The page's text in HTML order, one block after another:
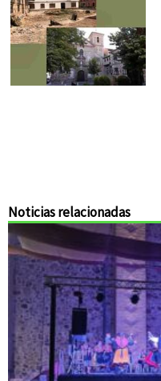
Noticias relacionadas